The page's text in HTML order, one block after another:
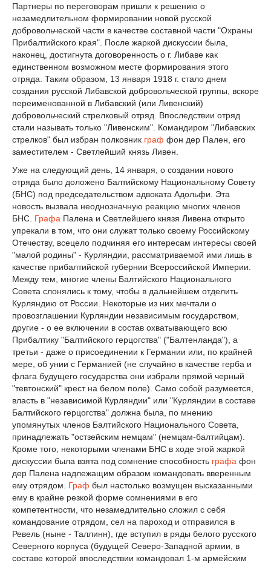
Партнеры по переговорам пришли к решению о
незамедлительном формировании новой русской
добровольческой части в качестве составной части "Охраны
Прибалтийского края". После жаркой дискуссии была,
наконец, достигнута договоренность о г. Либаве как
единственном возможном месте формирования этого
отряда. Таким образом, 13 января 1918 г. стало днем
создания русской Либавской добровольческой группы, вскоре
переименованной в Либавский (или Ливенский)
добровольческий стрелковый отряд. Впоследствии отряд
стали называть только "Ливенским". Командиром "Либавских
стрелков" был избран полковник граф фон дер Пален, его
заместителем - Светлейший князь Ливен.
Уже на следующий день, 14 января, о создании нового
отряда было доложено Балтийскому Национальному Совету
(БНС) под председательством адвоката Адольфи. Эта
новость вызвала неоднозначную реакцию многих членов
БНС. Графа Палена и Светлейшего князя Ливена открыто
упрекали в том, что они служат только своему Российскому
Отечеству, всецело подчиняя его интересам интересы своей
"малой родины" - Курляндии, рассматриваемой ими лишь в
качестве прибалтийской губернии Всероссийской Империи.
Между тем, многие члены Балтийского Национального
Совета cлонялись к тому, чтобы в дальнейшем отделить
Курляндию от России. Некоторые из них мечтали о
провозглашении Курляндии независимым государством,
другие - о ее включении в состав охватывающего всю
Прибалтику "Балтийского герцогства" ("Балтенланда"), а
третьи - даже о присоединении к Германии или, по крайней
мере, об унии с Германией (не случайно в качестве герба и
флага будущего государства они избрали прямой черный
"тевтонский" крест на белом поле). Само собой разумеется,
власть в "независимой Курляндии" или "Курляндии в составе
Балтийского герцогства" должна была, по мнению
упомянутых членов Балтийского Национального Совета,
принадлежать "остзейским немцам" (немцам-балтийцам).
Кроме того, некоторыми членами БНС в ходе этой жаркой
дискуссии была взята под сомнение способность графа фон
дер Палена надлежащим образом командовать вверенным
ему отрядом. Граф был настолько возмущен высказанными
ему в крайне резкой форме сомнениями в его
компетентности, что незамедлительно сложил с себя
командование отрядом, сел на пароход и отправился в
Ревель (ныне - Таллинн), где вступил в ряды белого русского
Северного корпуса (будущей Северо-Западной армии, в
составе которой впоследствии командовал 1-м армейским